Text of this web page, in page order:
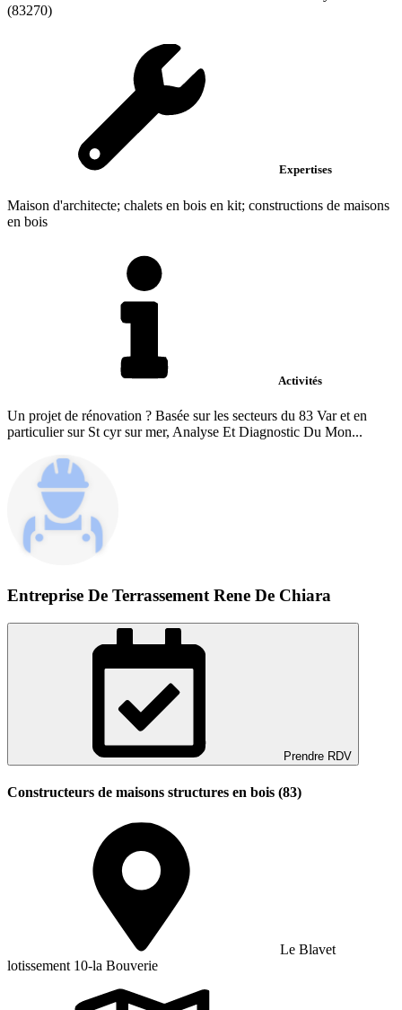
(83270)
Expertises
Maison d'architecte; chalets en bois en kit; constructions de maisons
en bois
Activités
Un projet de rénovation ? Basée sur les secteurs du 83 Var et en
particulier sur St cyr sur mer, Analyse Et Diagnostic Du Mon...
Entreprise De Terrassement Rene De Chiara
Prendre RDV
Constructeurs de maisons structures en bois (83)
Le Blavet
lotissement 10-la Bouverie